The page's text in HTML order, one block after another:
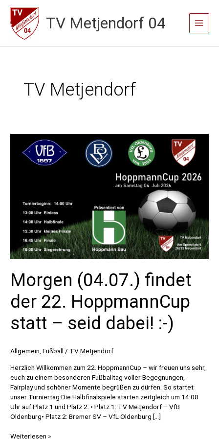
Zum
Inhalt
springen
TV Metjendorf 04
Main
Menu
TV Metjendorf
Morgen (04.07.) findet
der 22. HoppmannCup
statt – seid dabei! :-)
Allgemein,Fußball / TV Metjendorf
Herzlich Willkommen zum 22. HoppmannCup – wir freuen uns sehr,
euch zu einem besonderen Fußballtag voller Begegnungen,
Fairplay und schöner Momente begrüßen zu dürfen. So startet
unser Turniertag:Die Halbfinalspiele starten zeitgleich um 14:00
Uhr auf Platz 1 und Platz 2. • Platz 1: TV Metjendorf – VfB
Oldenburg• Platz 2: Bremer SV – VfL Oldenburg […]
Morgen
Weiterlesen »